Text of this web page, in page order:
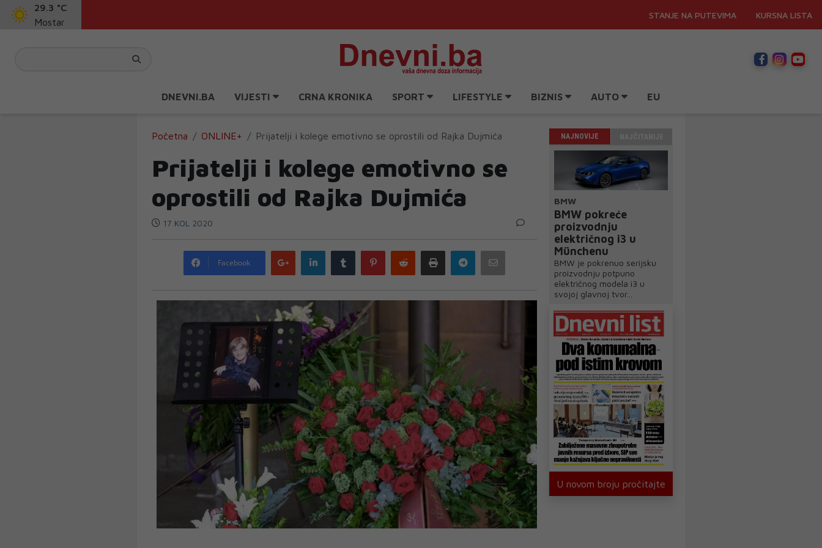
29.3 °C
Mostar
STANJE NA PUTEVIMA KURSNA LISTA
DNEVNI.BA VIJESTI CRNA KRONIKA SPORT LIFESTYLE BIZNIS AUTO EU
Početna ONLINE+ Prijatelji i kolege emotivno se oprostili od Rajka Dujmića
Prijatelji i kolege emotivno se
oprostili od Rajka Dujmića
17 KOL 2020
Facebook
Google
plus
LinkedIn Tumblr PinterestReddit Print Telegram
NAJNOVIJE
BMW
BMW pokreće
proizvodnju
električnog i3 u
Münchenu
BMW je pokrenuo serijsku
proizvodnju potpuno
električnog modela i3 u
svojoj glavnoj tvor...
U novom broju pročitajte